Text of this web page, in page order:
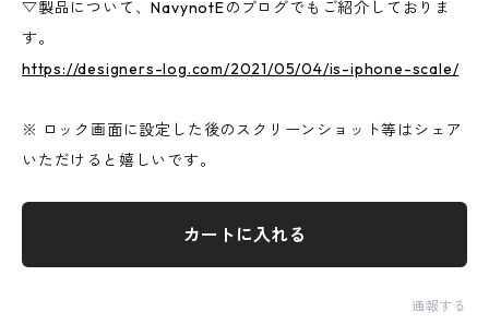
▽製品について、NavynotEのブログでもご紹介しておりま
す。
https://designers-log.com/2021/05/04/is-iphone-scale/
※ ロック画面に設定した後のスクリーンショット等はシェア
いただけると嬉しいです。
カートに入れる
通報する